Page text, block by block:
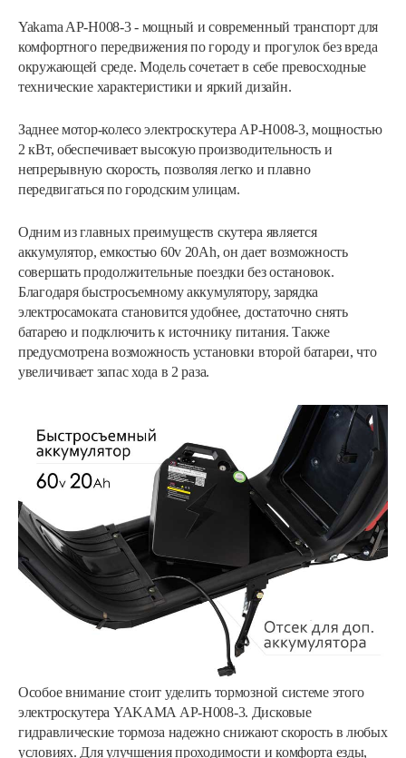
Yakama AP-H008-3 - мощный и современный транспорт для
комфортного передвижения по городу и прогулок без вреда
окружающей среде. Модель сочетает в себе превосходные
технические характеристики и яркий дизайн.
Заднее мотор-колесо электроскутера АР-Н008-3, мощностью
2 кВт, обеспечивает высокую производительность и
непрерывную скорость, позволяя легко и плавно
передвигаться по городским улицам.
Одним из главных преимуществ скутера является
аккумулятор, емкостью 60v 20Ah, он дает возможность
совершать продолжительные поездки без остановок.
Благодаря быстросъемному аккумулятору, зарядка
электросамоката становится удобнее, достаточно снять
батарею и подключить к источнику питания. Также
предусмотрена возможность установки второй батареи, что
увеличивает запас хода в 2 раза.
Особое внимание стоит уделить тормозной системе этого
электроскутера YAKAMA АР-Н008-3. Дисковые
гидравлические тормоза надежно снижают скорость в любых
условиях. Для улучшения проходимости и комфорта езды,